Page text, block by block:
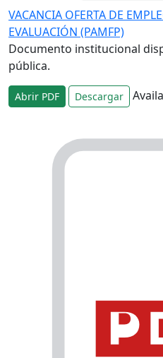
VACANCIA OFERTA DE
EVALUACIÓN (PAMFP)
Documento institucional
pública.
Abrir PDF Descargar